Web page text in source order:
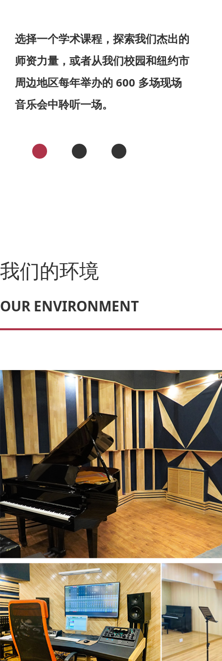
选择一个学术课程，探索我们杰出的
师资力量，或者从我们校园和纽约市
周边地区每年举办的 600 多场现场
音乐会中聆听一场。
我们的环境
OUR ENVIRONMENT